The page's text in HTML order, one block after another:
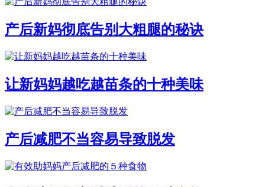
产后新妈彻底告别大粗腿的秘诀
让新妈妈越吃越苗条的十种美味
产后减肥不当容易导致脱发